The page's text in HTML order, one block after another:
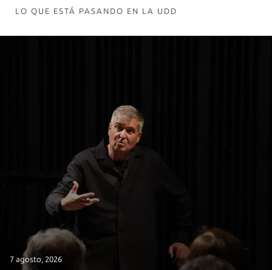
LO QUE ESTÁ PASANDO EN LA UDD
7 agosto, 2026